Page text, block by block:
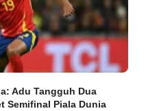
Adu Tangguh Dua
Semifinal Piala Dunia